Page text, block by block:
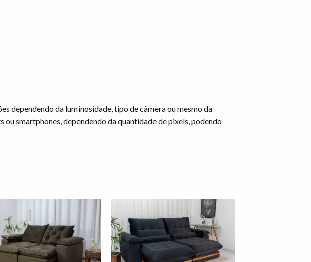
dependendo da luminosidade, tipo de câmera ou mesmo da
smartphones, dependendo da quantidade de pixels, podendo
Adicionar
à lista de
desejos"
Adicionar
à lista de
desejos"